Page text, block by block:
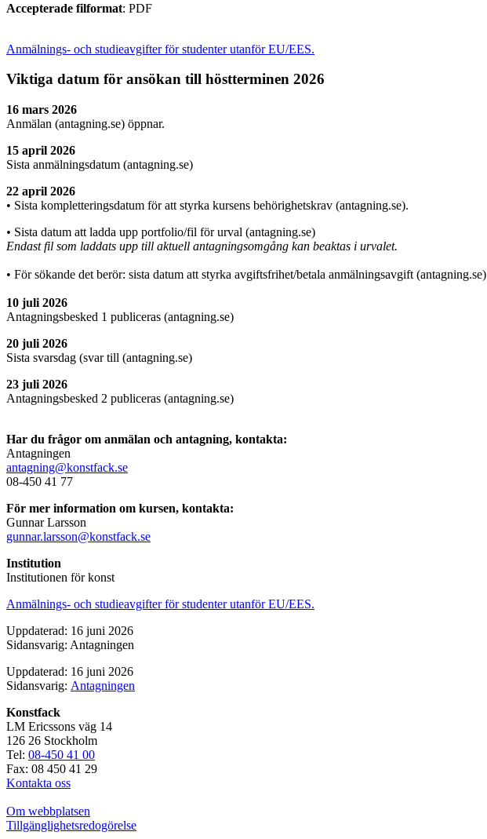
Accepterade filformat: PDF
Anmälnings- och studieavgifter för studenter utanför EU/EES.
Viktiga datum för ansökan till höstterminen 2026
16 mars 2026
Anmälan (antagning.se) öppnar.
15 april 2026
Sista anmälningsdatum (antagning.se)
22 april 2026
• Sista kompletteringsdatum för att styrka kursens behörighetskrav (antagning.se).
• Sista datum att ladda upp portfolio/fil för urval (antagning.se)
Endast fil som laddats upp till aktuell antagningsomgång kan beaktas i urvalet.
• För sökande det berör: sista datum att styrka avgiftsfrihet/betala anmälningsavgift (antagning.se)
10 juli 2026
Antagningsbesked 1 publiceras (antagning.se)
20 juli 2026
Sista svarsdag (svar till (antagning.se)
23 juli 2026
Antagningsbesked 2 publiceras (antagning.se)
Har du frågor om anmälan och antagning, kontakta:
Antagningen
antagning@konstfack.se
08-450 41 77
För mer information om kursen, kontakta:
Gunnar Larsson
gunnar.larsson@konstfack.se
Institution
Institutionen för konst
Anmälnings- och studieavgifter för studenter utanför EU/EES.
Uppdaterad: 16 juni 2026
Sidansvarig: Antagningen
Uppdaterad: 16 juni 2026
Sidansvarig: Antagningen
Konstfack
LM Ericssons väg 14
126 26 Stockholm
Tel: 08-450 41 00
Fax: 08 450 41 29
Kontakta oss
Om webbplatsen
Tillgänglighetsredogörelse